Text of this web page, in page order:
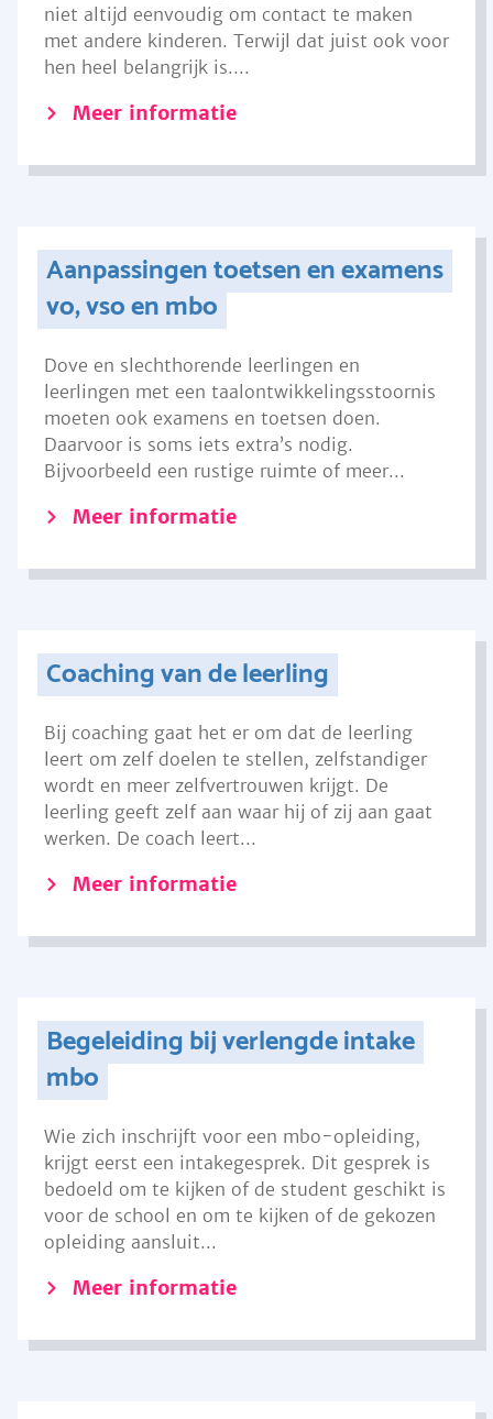
niet altijd eenvoudig om contact te maken
met andere kinderen. Terwijl dat juist ook voor
hen heel belangrijk is....
Meer informatie
Aanpassingen toetsen en examens
vo, vso en mbo
Dove en slechthorende leerlingen en
leerlingen met een taalontwikkelingsstoornis
moeten ook examens en toetsen doen.
Daarvoor is soms iets extra’s nodig.
Bijvoorbeeld een rustige ruimte of meer...
Meer informatie
Coaching van de leerling
Bij coaching gaat het er om dat de leerling
leert om zelf doelen te stellen, zelfstandiger
wordt en meer zelfvertrouwen krijgt. De
leerling geeft zelf aan waar hij of zij aan gaat
werken. De coach leert...
Meer informatie
Begeleiding bij verlengde intake
mbo
Wie zich inschrijft voor een mbo-opleiding,
krijgt eerst een intakegesprek. Dit gesprek is
bedoeld om te kijken of de student geschikt is
voor de school en om te kijken of de gekozen
opleiding aansluit...
Meer informatie